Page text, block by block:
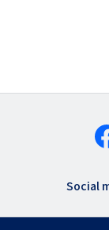
Social